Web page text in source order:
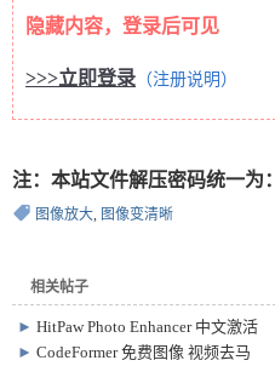
隐藏内容，登录后可见
>>>立即登录 （注册说明）
注：本站文件解压密码统一为：
图像放大, 图像变清晰
相关帖子
►HitPaw Photo Enhancer 中文激活
版 2.2.0.13 图像放大变清晰软件
►CodeFormer 免费图像 视频去马